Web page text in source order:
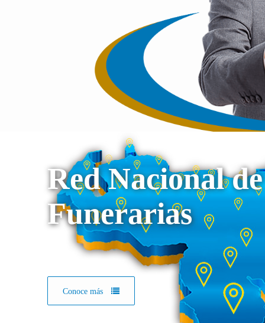
Red Nacional de
Funerarias
Conoce más